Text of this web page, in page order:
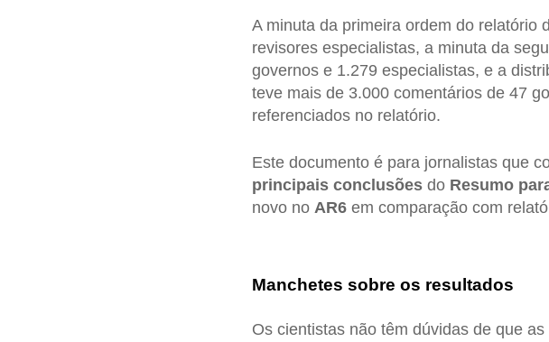
A minuta da primeira ordem do relatório
revisores especialistas, a minuta da
governos e 1.279 especialistas, e a
teve mais de 3.000 comentários de 47
referenciados no relatório.
Este documento é para jornalistas que
principais conclusõesdo Resumo
novo no AR6em comparação com
Manchetes sobre os resultados
Os cientistas não têm dúvidas de que as